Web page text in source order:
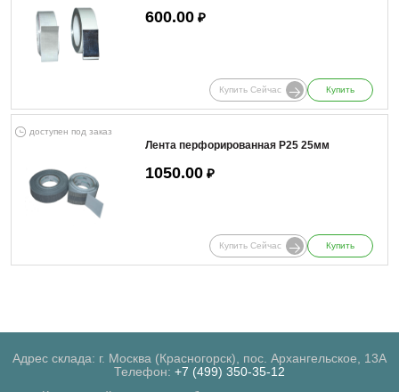
600.00 ₽
Купить Сейчас Купить
доступен под заказ
Лента перфорированная Р25 25мм
1050.00 ₽
Купить Сейчас Купить
Адрес склада: г. Москва (Красногорск), пос. Архангельское, 13А
Телефон: +7 (499) 350-35-12